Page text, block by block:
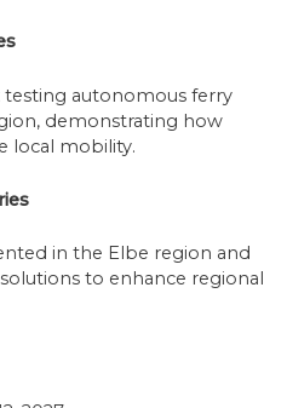
testing autonomous ferry
demonstrating how
local mobility.
in the Elbe region and
to enhance regional